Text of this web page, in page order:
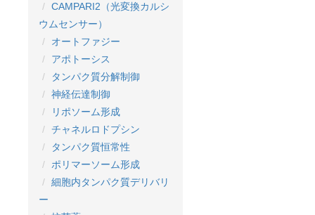
CAMPARI2（光変換カルシ
ウムセンサー）
オートファジー
アポトーシス
タンパク質分解制御
神経伝達制御
リポソーム形成
チャネルロドプシン
タンパク質恒常性
ポリマーソーム形成
細胞内タンパク質デリバリ
ー